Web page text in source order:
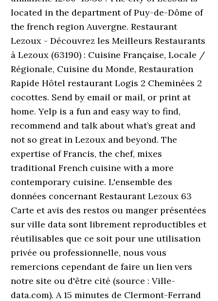
located in the department of Puy-de-Dôme of
the french region Auvergne. Restaurant
Lezoux - Découvrez les Meilleurs Restaurants
à Lezoux (63190) : Cuisine Française, Locale /
Régionale, Cuisine du Monde, Restauration
Rapide Hôtel restaurant Logis 2 Cheminées 2
cocottes. Send by email or mail, or print at
home. Yelp is a fun and easy way to find,
recommend and talk about what’s great and
not so great in Lezoux and beyond. The
expertise of Francis, the chef, mixes
traditional French cuisine with a more
contemporary cuisine. L'ensemble des
données concernant Restaurant Lezoux 63
Carte et avis des restos ou manger présentées
sur ville data sont librement reproductibles et
réutilisables que ce soit pour une utilisation
privée ou professionnelle, nous vous
remercions cependant de faire un lien vers
notre site ou d'être cité (source : Ville-
data.com). A 15 minutes de Clermont-Ferrand